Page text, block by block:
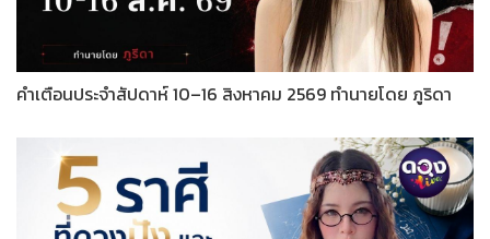
คำเตือนประจำสัปดาห์ 10–16 สิงหาคม 2569 ทำนายโดย ภูริดา